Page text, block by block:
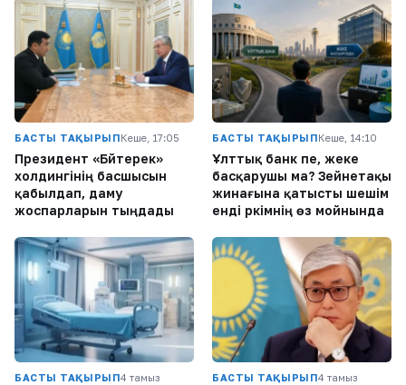
БАСТЫ ТАҚЫРЫПКеше, 17:05
Президент «Бәйтерек»
холдингінің басшысын
қабылдап, даму
жоспарларын тыңдады
БАСТЫ ТАҚЫРЫПКеше, 14:10
Ұлттық банк пе, жеке
басқарушы ма? Зейнетақы
жинағына қатысты шешім
енді әркімнің өз мойнында
БАСТЫ ТАҚЫРЫП4 тамыз БАСТЫ ТАҚЫРЫП4 тамыз